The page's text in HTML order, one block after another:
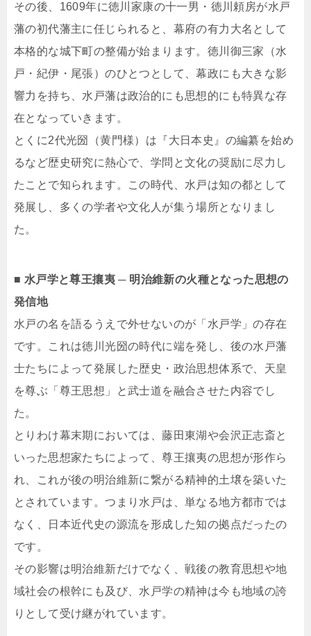
その後、1609年に徳川家康の十一男・徳川頼房が水戸
藩の初代藩主に任じられると、幕府の有力大名として
本格的な城下町の整備が始まります。徳川御三家（水
戸・紀伊・尾張）のひとつとして、幕政にも大きな影
響力を持ち、水戸藩は政治的にも思想的にも特異な存
在となっていきます。
とくに2代光圀（黄門様）は『大日本史』の編纂を始め
るなど歴史研究に熱心で、学問と文化の奨励に尽力し
たことで知られます。この時代、水戸は知の都として
発展し、多くの学者や文化人が集う場所となりまし
た。
■ 水戸学と尊王攘夷 ─ 明治維新の火種となった思想の
発信地
水戸の名を語るうえで外せないのが「水戸学」の存在
です。これは徳川光圀の時代に端を発し、後の水戸藩
士たちによって発展した歴史・政治思想体系で、天皇
を尊ぶ「尊王思想」と武士道を融合させた内容でし
た。
とりわけ幕末期においては、藤田東湖や会沢正志斎と
いった思想家たちによって、尊王攘夷の思想が形作ら
れ、これが後の明治維新に繋がる精神的土壌を築いた
とされています。つまり水戸は、単なる地方都市では
なく、日本近代史の源流を形成した知の拠点だったの
です。
その影響は明治維新だけでなく、戦後の教育思想や地
域社会の根幹にも及び、水戸学の精神は今も地域の誇
りとして受け継がれています。